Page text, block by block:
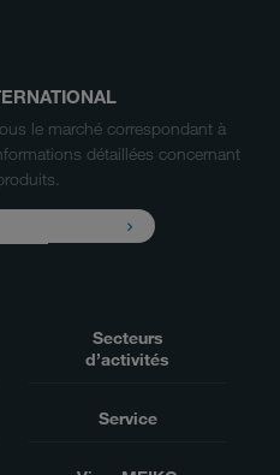
le marché correspondant à
détaillées concernant
Secteurs
d’activités
Service